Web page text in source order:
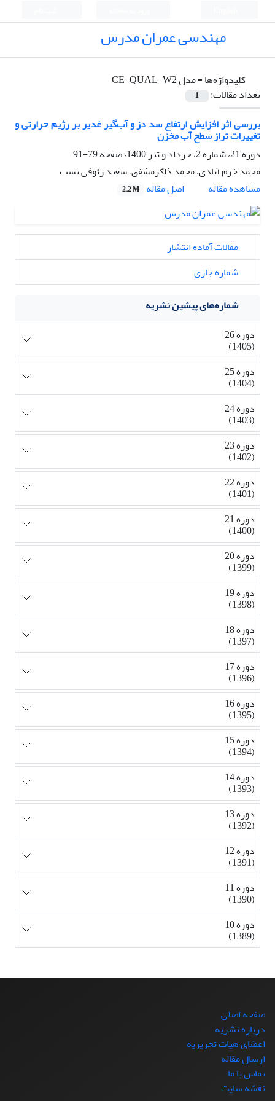
مهندسی عمران مدرس
کلیدواژه‌ها =مدل CE-QUAL-W2
تعداد مقالات:
1
بررسی اثر افزایش ارتفاع سد دز و آب‌گیر غدیر بر رژیم حرارتی و
تغییرات تراز سطح آب مخزن
دوره 21، شماره 2، خرداد و تیر 1400، صفحه
79-91
محمد خرم آبادی، محمد ذاکرمشفق، سعید رئوفی نسب
مشاهده مقاله
اصل مقاله 2.2 M
مقالات آماده انتشار
شماره جاری
شماره‌های پیشین نشریه
دوره 26
(1405)
دوره 25
(1404)
دوره 24
(1403)
دوره 23
(1402)
دوره 22
(1401)
دوره 21
(1400)
دوره 20
(1399)
دوره 19
(1398)
دوره 18
(1397)
دوره 17
(1396)
دوره 16
(1395)
دوره 15
(1394)
دوره 14
(1393)
دوره 13
(1392)
دوره 12
(1391)
دوره 11
(1390)
دوره 10
(1389)
صفحه اصلی
درباره نشریه
اعضای هیات تحریریه
ارسال مقاله
تماس با ما
نقشه سایت